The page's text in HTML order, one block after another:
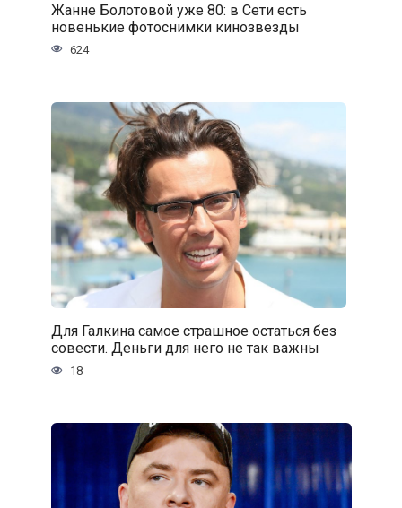
Жанне Болотовой уже 80: в Сети есть
новенькие фотоснимки кинозвезды
624
Для Галкина самое страшное остаться без
совести. Деньги для него не так важны
18